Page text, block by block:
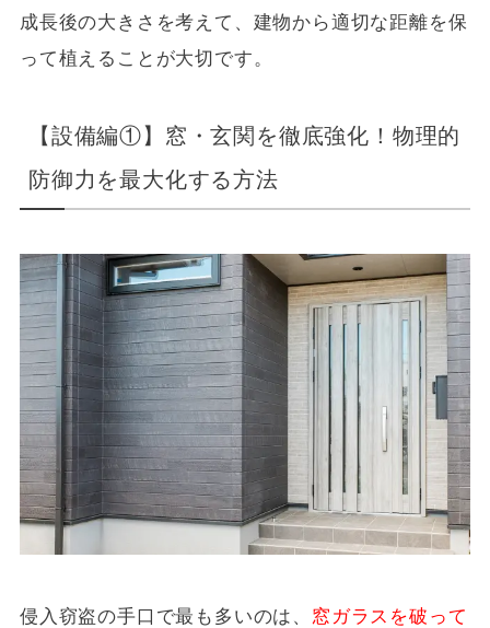
成長後の大きさを考えて、建物から適切な距離を保
って植えることが大切です。
【設備編①】窓・玄関を徹底強化！物理的
防御力を最大化する方法
侵入窃盗の手口で最も多いのは、 窓ガラスを破って